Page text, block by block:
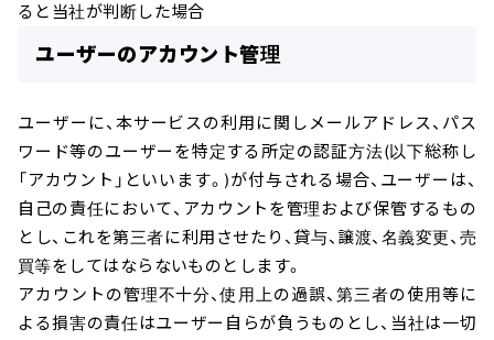
ると当社が判断した場合
ユーザーのアカウント管理
ユーザーに、本サービスの利用に関しメールアドレス、パス
ワード等のユーザーを特定する所定の認証方法(以下総称し
「アカウント」といいます。)が付与される場合、ユーザーは、
自己の責任において、アカウントを管理および保管するもの
とし、これを第三者に利用させたり、貸与、譲渡、名義変更、売
買等をしてはならないものとします。
アカウントの管理不十分、使用上の過誤、第三者の使用等に
よる損害の責任はユーザー自らが負うものとし、当社は一切